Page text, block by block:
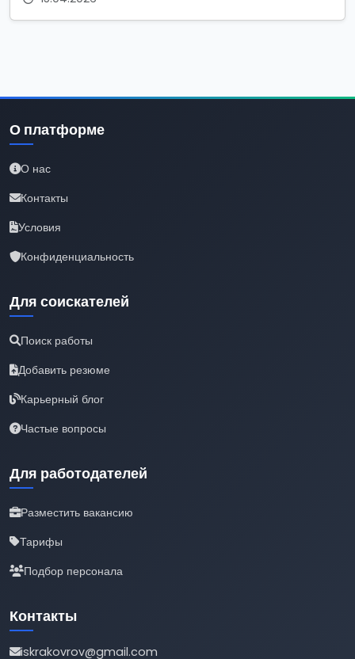
О платформе
О нас
Контакты
Условия
Конфиденциальность
Для соискателей
Поиск работы
Добавить резюме
Карьерный блог
Частые вопросы
Для работодателей
Разместить вакансию
Тарифы
Подбор персонала
Контакты
iskrakovrov@gmail.com